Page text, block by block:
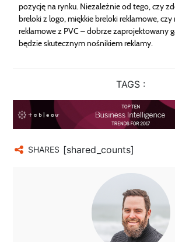
pozycję na rynku. Niezależnie od tego, czy
breloki z logo, miękkie breloki reklamowe, czy
reklamowe z PVC – dobrze zaprojektowany
będzie skutecznym nośnikiem reklamy.
TAGS :
SHARES [shared_counts]